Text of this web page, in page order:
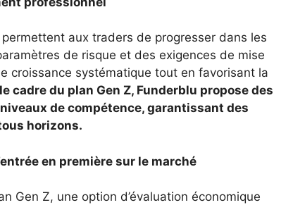
aux traders de progresser dans les
de risque et des exigences de mise
croissance systématique tout en favorisant la
cadre du plan Gen Z, Funderblu propose des
de compétence, garantissant des
horizons.
en première sur le marché
Gen Z, une option d’évaluation économique